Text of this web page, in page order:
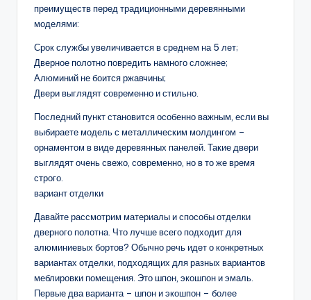
преимуществ перед традиционными деревянными
моделями:
Срок службы увеличивается в среднем на 5 лет;
Дверное полотно повредить намного сложнее;
Алюминий не боится ржавчины;
Двери выглядят современно и стильно.
Последний пункт становится особенно важным, если вы
выбираете модель с металлическим молдингом –
орнаментом в виде деревянных панелей. Такие двери
выглядят очень свежо, современно, но в то же время
строго.
вариант отделки
Давайте рассмотрим материалы и способы отделки
дверного полотна. Что лучше всего подходит для
алюминиевых бортов? Обычно речь идет о конкретных
вариантах отделки, подходящих для разных вариантов
меблировки помещения. Это шпон, экошпон и эмаль.
Первые два варианта – шпон и экошпон – более